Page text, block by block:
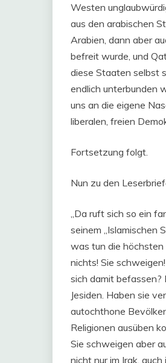
Westen
aus den arabischen
Arabien, dann aber
befreit wurde, und
diese Staaten selbst
endlich unterbunden
uns an die eigene
liberalen, freien
Fortsetzung folgt.
Nun zu den
„Da ruft sich so ein
seinem „Islamischen
was tun die
nichts! Sie
sich damit befassen?
Jesiden. Haben sie
autochthone
Religionen ausüben
Sie schweigen aber
nicht nur im Irak,